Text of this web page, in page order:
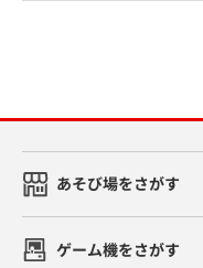
あそび場をさがす
ゲーム機をさがす